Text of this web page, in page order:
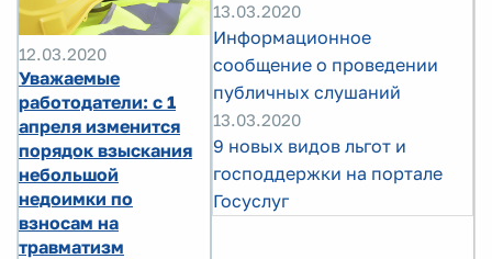
12.03.2020
Уважаемые
работодатели: с 1
апреля изменится
порядок взыскания
небольшой
недоимки по
взносам на
травматизм
13.03.2020
Информационное
сообщение о проведении
публичных слушаний
13.03.2020
9 новых видов льгот и
господдержки на портале
Госуслуг